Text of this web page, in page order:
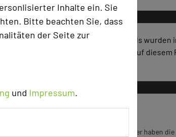
Inhalte ein. Sie
Bitte beachten Sie, dass
der Seite zur
und Impressum.
2290 Seiten dieses Hotels wurden
vergangenen 30 Tagen auf diesem
Impressum zum Hotel
Für die Verwendung der Bilder haben die